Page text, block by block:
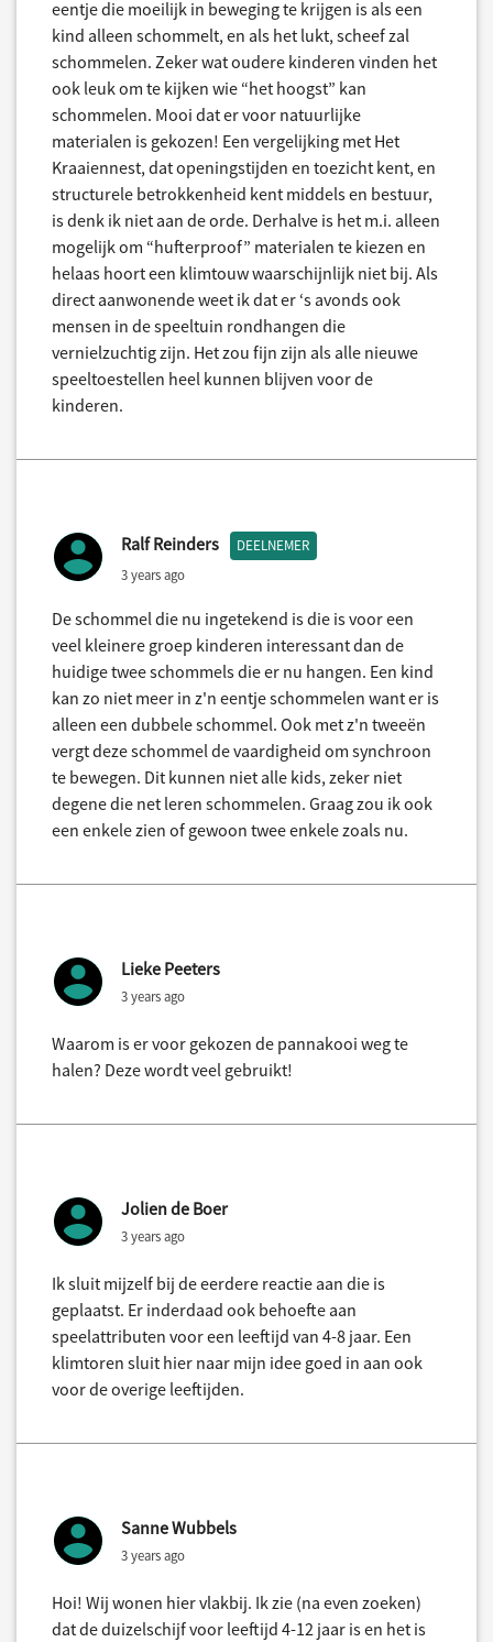
eentje die moeilijk in beweging te krijgen is als een
kind alleen schommelt, en als het lukt, scheef zal
schommelen. Zeker wat oudere kinderen vinden het
ook leuk om te kijken wie “het hoogst” kan
schommelen. Mooi dat er voor natuurlijke
materialen is gekozen! Een vergelijking met Het
Kraaiennest, dat openingstijden en toezicht kent, en
structurele betrokkenheid kent middels en bestuur,
is denk ik niet aan de orde. Derhalve is het m.i. alleen
mogelijk om “hufterproof” materialen te kiezen en
helaas hoort een klimtouw waarschijnlijk niet bij. Als
direct aanwonende weet ik dat er ‘s avonds ook
mensen in de speeltuin rondhangen die
vernielzuchtig zijn. Het zou fijn zijn als alle nieuwe
speeltoestellen heel kunnen blijven voor de
kinderen.
Ralf Reinders DEELNEMER
3 years ago
De schommel die nu ingetekend is die is voor een
veel kleinere groep kinderen interessant dan de
huidige twee schommels die er nu hangen. Een kind
kan zo niet meer in z'n eentje schommelen want er is
alleen een dubbele schommel. Ook met z'n tweeën
vergt deze schommel de vaardigheid om synchroon
te bewegen. Dit kunnen niet alle kids, zeker niet
degene die net leren schommelen. Graag zou ik ook
een enkele zien of gewoon twee enkele zoals nu.
Lieke Peeters
3 years ago
Waarom is er voor gekozen de pannakooi weg te
halen? Deze wordt veel gebruikt!
Jolien de Boer
3 years ago
Ik sluit mijzelf bij de eerdere reactie aan die is
geplaatst. Er inderdaad ook behoefte aan
speelattributen voor een leeftijd van 4-8 jaar. Een
klimtoren sluit hier naar mijn idee goed in aan ook
voor de overige leeftijden.
Sanne Wubbels
3 years ago
Hoi! Wij wonen hier vlakbij. Ik zie (na even zoeken)
dat de duizelschijf voor leeftijd 4-12 jaar is en het is